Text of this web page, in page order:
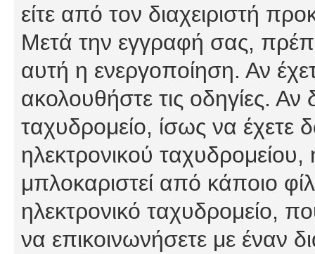
είτε από τον διαχειριστή
Μετά την εγγραφή σας,
αυτή η ενεργοποίηση. Αν
ακολουθήστε τις οδηγίες. Αν
ταχυδρομείο, ίσως να έχετε
ηλεκτρονικού ταχυδρομείου,
μπλοκαριστεί από κάποιο
ηλεκτρονικό ταχυδρομείο,
να επικοινωνήσετε με έναν